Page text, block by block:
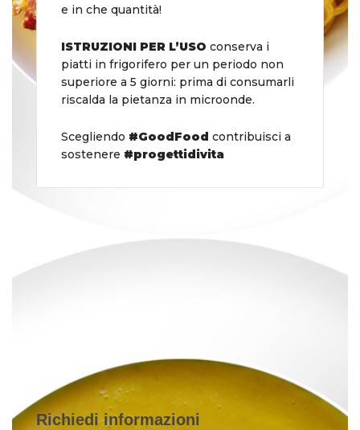
e in che quantità!
ISTRUZIONI PER L’USO conserva i
piatti in frigorifero per un periodo non
superiore a 5 giorni: prima di consumarli
riscalda la pietanza in microonde.
Scegliendo #GoodFood contribuisci a
sostenere #progettidivita
Richiedi
Richiedi informazioni